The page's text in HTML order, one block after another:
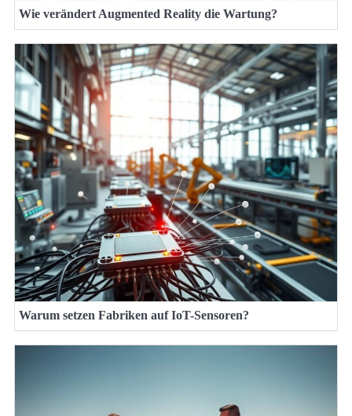
Wie verändert Augmented Reality die Wartung?
Warum setzen Fabriken auf IoT-Sensoren?